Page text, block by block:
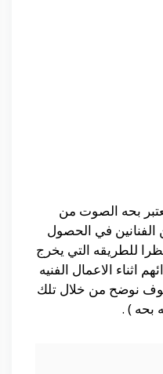
بحه الصوت من
الفنانين في الحصول
نظرا للطريقه التي يخرج
اثناء الاعمال الفنيه
نوضح من خلال تلك
بحه ) .